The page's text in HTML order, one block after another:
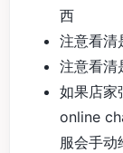
西
注意看
注意看清
如果店家
online
服会手动